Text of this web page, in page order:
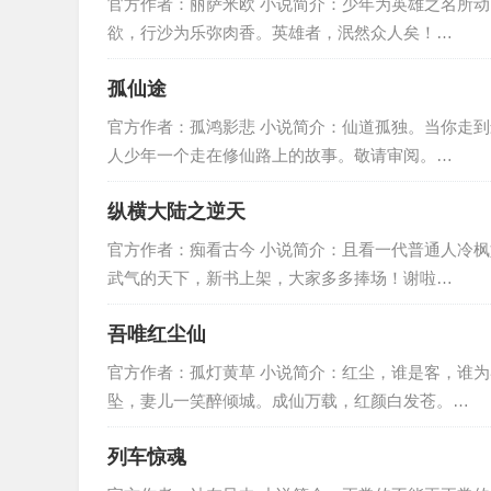
官方作者：丽萨米欧 小说简介：少年为英雄之名所
欲，行沙为乐弥肉香。英雄者，泯然众人矣！…
孤仙途
官方作者：孤鸿影悲 小说简介：仙道孤独。当你走
人少年一个走在修仙路上的故事。敬请审阅。…
纵横大陆之逆天
官方作者：痴看古今 小说简介：且看一代普通人冷
武气的天下，新书上架，大家多多捧场！谢啦…
吾唯红尘仙
官方作者：孤灯黄草 小说简介：红尘，谁是客，谁
坠，妻儿一笑醉倾城。成仙万载，红颜白发苍。…
列车惊魂